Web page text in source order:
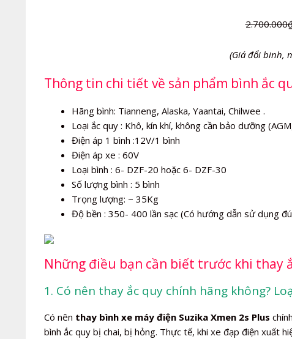
(Giá đổi binh,
Thông tin chi tiết về sản phẩm bình ắc
Hãng bình: Tianneng, Alaska, Yaantai, Chilwee .
Loại ắc quy : Khô, kín khí, không cần bảo dưỡng
Điện áp 1 bình :12V/1 bình
Điện áp xe : 60V
Loại bình : 6- DZF-20 hoặc 6- DZF-30
Số lượng bình : 5 bình
Trọng lượng: ~ 35Kg
Độ bền : 350- 400 lần sạc (Có hướng dẫn sử dụng
Những điều bạn cần biết trước khi thay
1. Có nên thay ắc quy chính hãng không?
Có nên thay bình xe máy điện Suzika Xmen 2s Plus
bình ắc quy bị chai, bị hỏng. Thực tế, khi xe đạp điện xuất